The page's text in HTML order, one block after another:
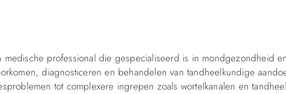
professional die gespecialiseerd is in mondgezondheid
diagnosticeren en behandelen van tandheelkundige
tot complexere ingrepen zoals wortelkanalen en